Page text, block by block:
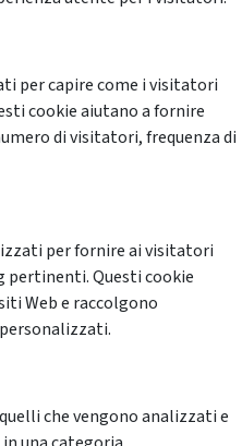
per capire come i visitatori
cookie aiutano a fornire
di visitatori, frequenza di
per fornire ai visitatori
pertinenti. Questi cookie
Web e raccolgono
che vengono analizzati e